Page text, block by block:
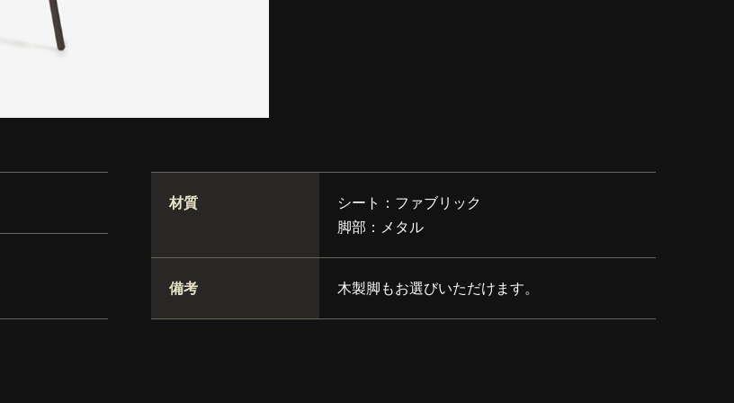
材質
シート：ファブリック
脚部：メタル
備考 木製脚もお選びいただけます。